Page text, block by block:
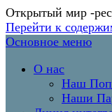
Открытый мир -
Перейти к
Основное меню
О нас
Наш
Наши